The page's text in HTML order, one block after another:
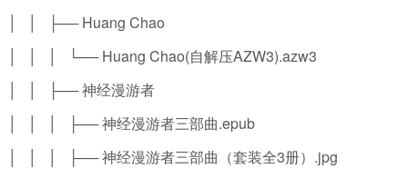
│ │ ├── Huang Chao
│ │ │ └── Huang Chao(自解压AZW3).azw3
│ │ ├── 神经漫游者
│ │ │ ├── 神经漫游者三部曲.epub
│ │ │ ├── 神经漫游者三部曲（套装全3册）.jpg